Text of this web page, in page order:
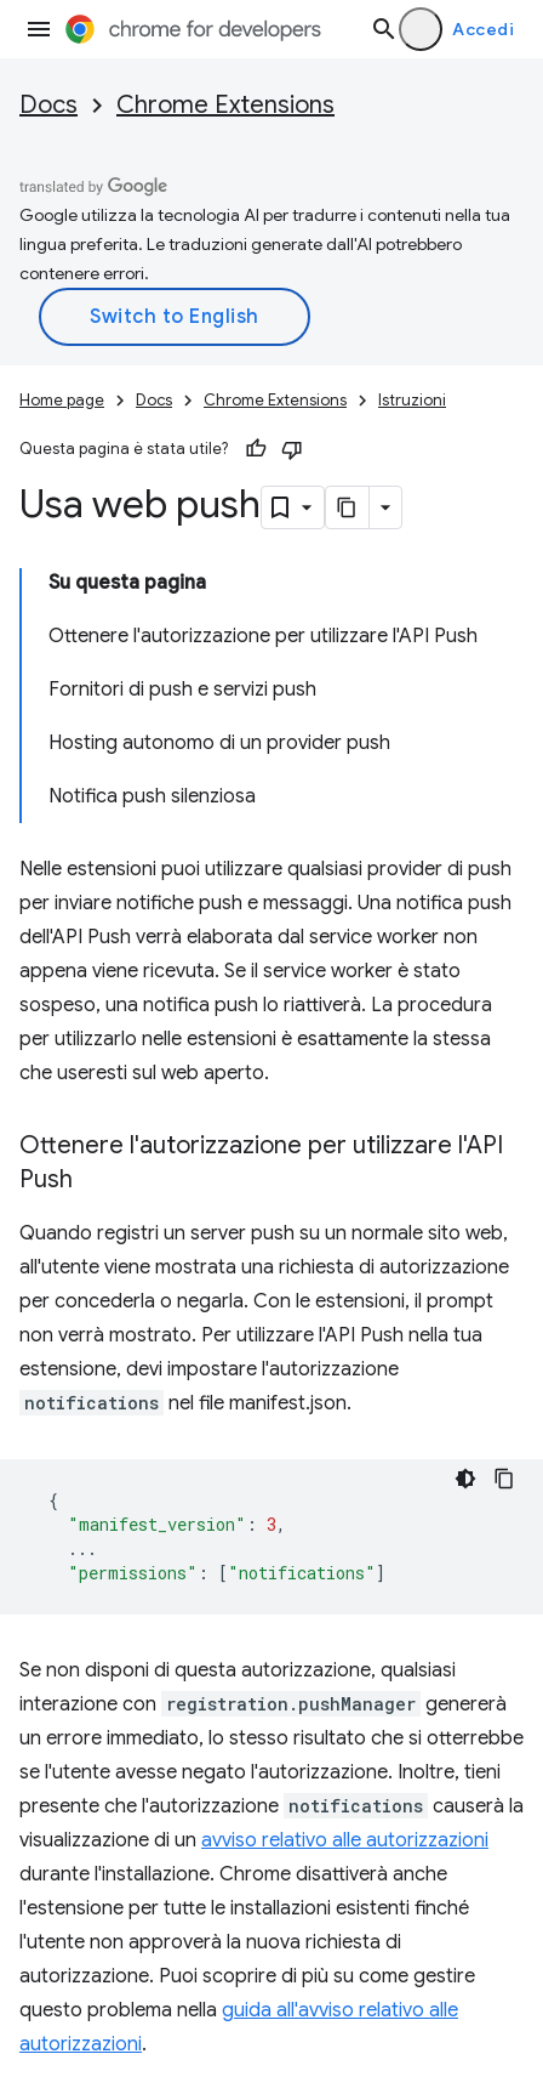
Accedi
Docs Chrome Extensions
Google utilizza la tecnologia AI per tradurre i contenuti nella tua
lingua preferita. Le traduzioni generate dall'AI potrebbero
contenere errori.
Home page Docs Chrome Extensions Istruzioni
Questa pagina è stata utile?
Usa web push
Su questa pagina
Ottenere l'autorizzazione per utilizzare l'API Push
Fornitori di push e servizi push
Hosting autonomo di un provider push
Notifica push silenziosa
Nelle estensioni puoi utilizzare qualsiasi provider di push
per inviare notifiche push e messaggi. Una notifica push
dell'API Push verrà elaborata dal service worker non
appena viene ricevuta. Se il service worker è stato
sospeso, una notifica push lo riattiverà. La procedura
per utilizzarlo nelle estensioni è esattamente la stessa
che useresti sul web aperto.
Ottenere l'autorizzazione per utilizzare l'API
Push
Quando registri un server push su un normale sito web,
all'utente viene mostrata una richiesta di autorizzazione
per concederla o negarla. Con le estensioni, il prompt
non verrà mostrato. Per utilizzare l'API Push nella tua
estensione, devi impostare l'autorizzazione
notifications nel file manifest.json.
{
"manifest_version" : 3,
...
"permissions" : [ "notifications" ]
Se non disponi di questa autorizzazione, qualsiasi
interazione con registration.pushManager genererà
un errore immediato, lo stesso risultato che si otterrebbe
se l'utente avesse negato l'autorizzazione. Inoltre, tieni
presente che l'autorizzazione notifications causerà la
visualizzazione di un avviso relativo alle autorizzazioni
durante l'installazione. Chrome disattiverà anche
l'estensione per tutte le installazioni esistenti finché
l'utente non approverà la nuova richiesta di
autorizzazione. Puoi scoprire di più su come gestire
questo problema nella guida all'avviso relativo alle
autorizzazioni.